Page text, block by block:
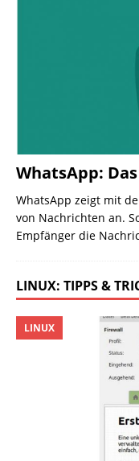
WhatsApp:
WhatsApp zeigt mit
von Nachrichten an.
Empfänger die
LINUX: TIPPS &
LINUX